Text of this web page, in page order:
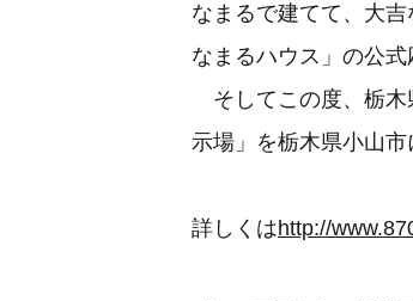
なまるで建てて、大
なまるハウス」の公式
そしてこの度、栃木
示場」を栃木県小山市
詳しくはhttp://